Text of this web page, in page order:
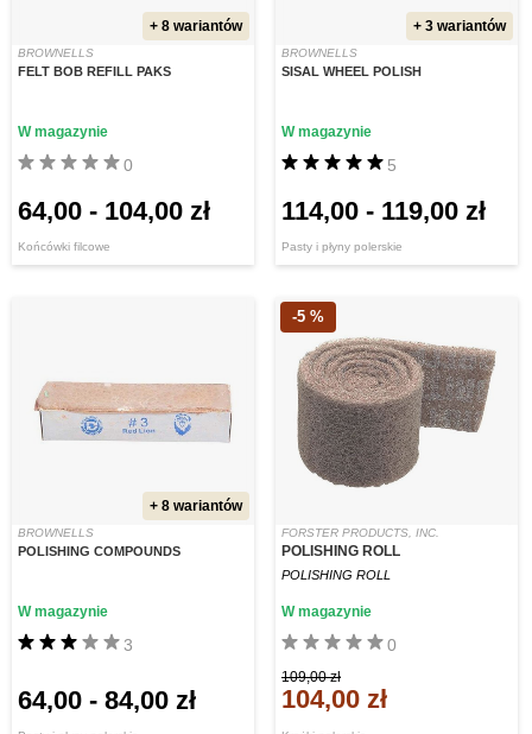
+ 8 wariantów
BROWNELLS
FELT BOB REFILL PAKS
Końcówki filcowe
0
W magazynie
64,00 - 104,00 zł
+ 3 wariantów
BROWNELLS
SISAL WHEEL POLISH
Pasty i płyny polerskie
5
W magazynie
114,00 - 119,00 zł
+ 8 wariantów
BROWNELLS
POLISHING COMPOUNDS
3
W magazynie
64,00 - 84,00 zł
-5 %
FORSTER PRODUCTS, INC.
POLISHING ROLL
POLISHING ROLL
0
W magazynie
109,00 zł
104,00 zł